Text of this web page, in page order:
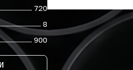
720
8
900